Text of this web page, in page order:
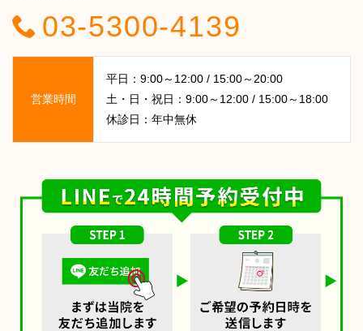
03-5300-4139
営業時間
平日：9:00～12:00 / 15:00～20:00
土・日・祝日：9:00～12:00 / 15:00～18:00
休診日：年中無休